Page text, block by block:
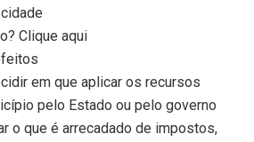
Clique aqui
em que aplicar os recursos
pelo Estado ou pelo governo
o que é arrecadado de impostos,